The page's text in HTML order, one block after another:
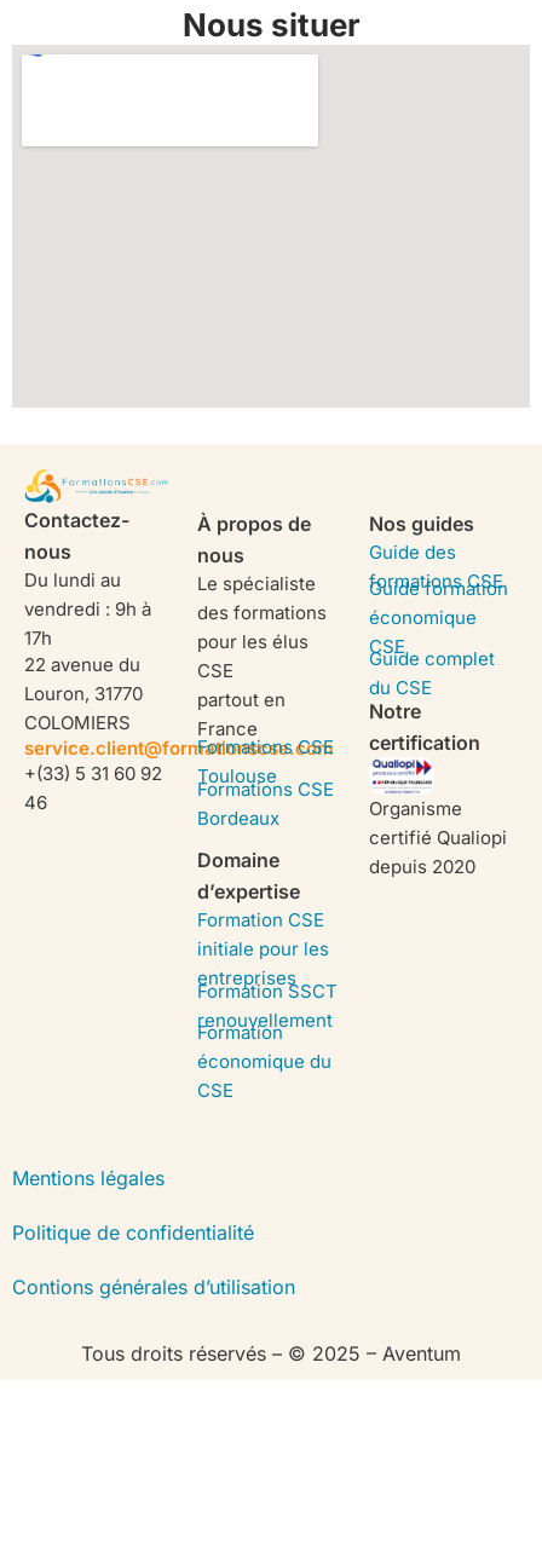
Nous situer
Contactez-
nous
Du lundi au
vendredi : 9h à
17h
22 avenue du
Louron, 31770
COLOMIERS
service.client@formationscse.com
+(33) 5 31 60 92
46
À propos de
nous
Le spécialiste
des formations
pour les élus
CSE
partout en
France
Formations CSE
Toulouse
Formations CSE
Bordeaux
Domaine
d’expertise
Formation CSE
initiale pour les
entreprises
Formation SSCT
renouvellement
Formation
économique du
CSE
Nos guides
Guide des
formations CSE
Guide formation
économique
CSE
Guide complet
du CSE
Notre
certification
Organisme
certifié Qualiopi
depuis 2020
Mentions légales
Politique de confidentialité
Contions générales d’utilisation
Tous droits réservés – © 2025 – Aventum